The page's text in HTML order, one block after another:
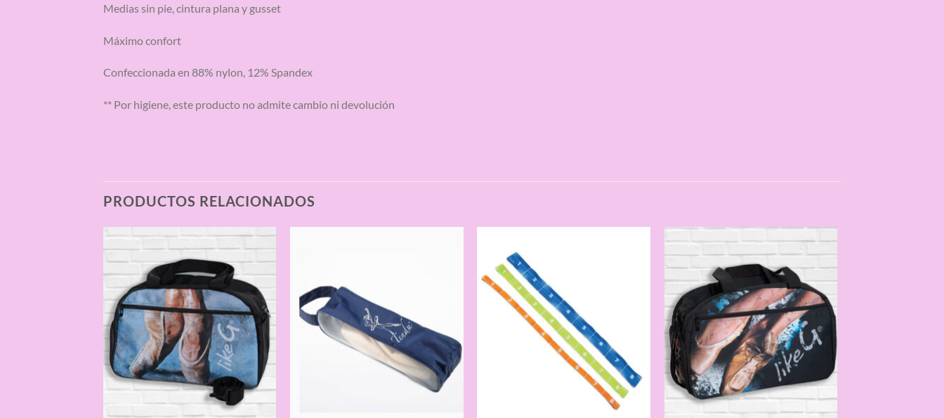
Medias sin pie, cintura plana y gusset
Máximo confort
Confeccionada en 88% nylon, 12% Spandex
** Por higiene, este producto no admite cambio ni devolución
PRODUCTOS RELACIONADOS